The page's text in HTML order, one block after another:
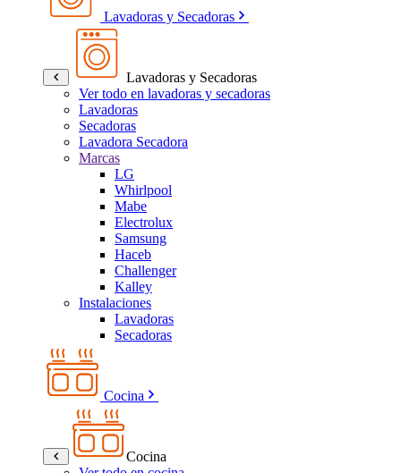
Lavadoras y Secadoras
Lavadoras y Secadoras
Ver todo en lavadoras y secadoras
Lavadoras
Secadoras
Lavadora Secadora
Marcas
LG
Whirlpool
Mabe
Electrolux
Samsung
Haceb
Challenger
Kalley
Instalaciones
Lavadoras
Secadoras
Cocina
Cocina